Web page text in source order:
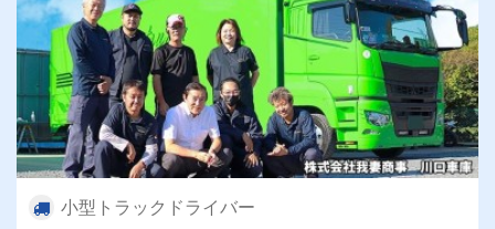
小型トラックドライバー